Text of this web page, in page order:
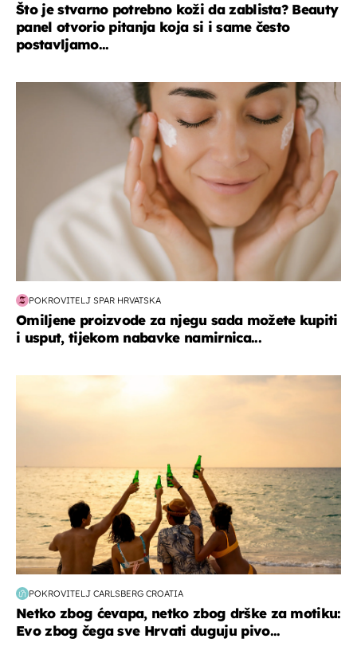
Što je stvarno potrebno koži da zablista? Beauty
panel otvorio pitanja koja si i same često
postavljamo...
moda & ljepota
POKROVITELJ SPAR HRVATSKA
Omiljene proizvode za njegu sada možete kupiti
i usput, tijekom nabavke namirnica...
POKROVITELJ CARLSBERG CROATIA
Netko zbog ćevapa, netko zbog drške za motiku:
Evo zbog čega sve Hrvati duguju pivo...